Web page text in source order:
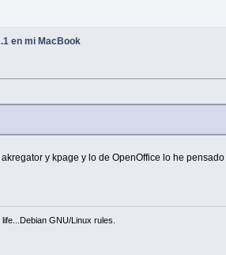
en mi MacBook
y kpage y lo de OpenOffice lo he
GNU/Linux rules.